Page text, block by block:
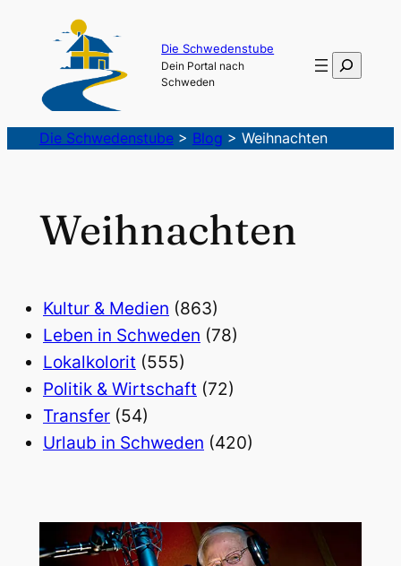
Die Schwedenstube
Dein Portal nach
Schweden
Suchen
Die Schwedenstube> Blog > Weihnachten
Weihnachten
Kultur & Medien (863)
Leben in Schweden (78)
Lokalkolorit (555)
Politik & Wirtschaft (72)
Transfer (54)
Urlaub in Schweden (420)